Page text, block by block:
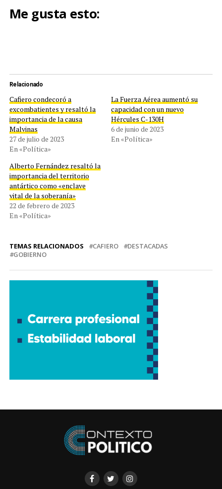
Me gusta esto:
Relacionado
Cafiero condecoró a
excombatientes y resaltó la
importancia de la causa
Malvinas
27 de julio de 2023
En «Política»
La Fuerza Aérea aumentó su
capacidad con un nuevo
Hércules C-130H
6 de junio de 2023
En «Política»
Alberto Fernández resaltó la
importancia del territorio
antártico como «enclave
vital de la soberanía»
22 de febrero de 2023
En «Política»
TEMAS RELACIONADOS CAFIERO
DESTACADAS
GOBIERNO